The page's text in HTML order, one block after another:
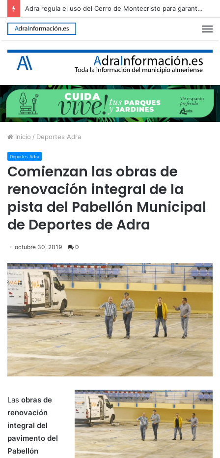
Pepe Cazorla será el pregonero de la Feria de Adra 2026
Inicio / Deportes Adra
Deportes Adra
Comienzan las obras de
renovación integral de la
pista del Pabellón Municipal
de Deportes de Adra
octubre 30, 2019 0
Las obras de
renovación
integral del
pavimento del
Pabellón